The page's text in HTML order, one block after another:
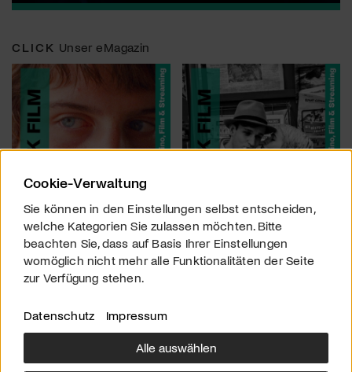
CLICK Unser eMagazin
Cookie-Verwaltung
Sie können in den Einstellungen selbst entscheiden,
welche Kategorien Sie zulassen möchten. Bitte
beachten Sie, dass auf Basis Ihrer Einstellungen
womöglich nicht mehr alle Funktionalitäten der Seite
zur Verfügung stehen.
Datenschutz Impressum
Alle auswählen